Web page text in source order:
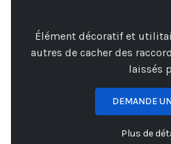
Élément décoratif et
autres de cacher des
laissés
DEMANDE
Plus de